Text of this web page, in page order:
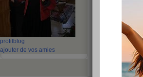
profil blog
ajouter de vos amies
publié le 31/